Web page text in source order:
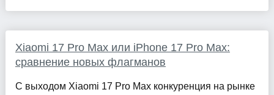
Xiaomi 17 Pro Max или iPhone 17 Pro Max:
сравнение новых флагманов
С выходом Xiaomi 17 Pro Max конкуренция на рынке